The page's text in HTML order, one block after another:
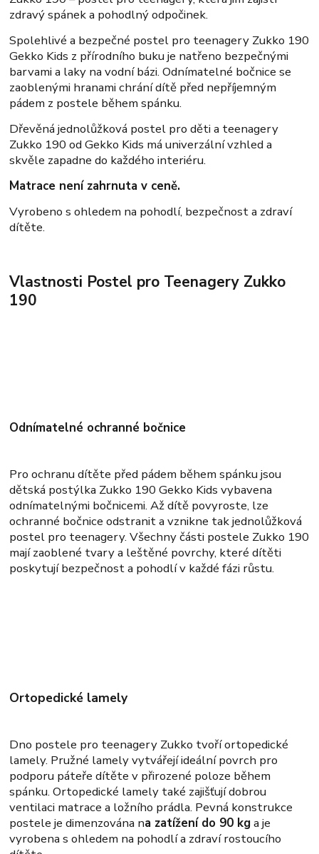
zdravý spánek a pohodlný odpočinek.
Spolehlivé a bezpečné postel pro teenagery Zukko 190
Gekko Kids z přírodního buku je natřeno bezpečnými
barvami a laky na vodní bázi. Odnímatelné bočnice se
zaoblenými hranami chrání dítě před nepříjemným
pádem z postele během spánku.
Dřevěná jednolůžková postel pro děti a teenagery
Zukko 190 od Gekko Kids má univerzální vzhled a
skvěle zapadne do každého interiéru.
Matrace není zahrnuta v ceně.
Vyrobeno s ohledem na pohodlí, bezpečnost a zdraví
dítěte.
Vlastnosti Postel pro Teenagery Zukko
190
Odnímatelné ochranné bočnice
Pro ochranu dítěte před pádem během spánku jsou
dětská postýlka Zukko 190 Gekko Kids vybavena
odnímatelnými bočnicemi. Až dítě povyroste, lze
ochranné bočnice odstranit a vznikne tak jednolůžková
postel pro teenagery. Všechny části postele Zukko 190
mají zaoblené tvary a leštěné povrchy, které dítěti
poskytují bezpečnost a pohodlí v každé fázi růstu.
Ortopedické lamely
Dno postele pro teenagery Zukko tvoří ortopedické
lamely. Pružné lamely vytvářejí ideální povrch pro
podporu páteře dítěte v přirozené poloze během
spánku. Ortopedické lamely také zajišťují dobrou
ventilaci matrace a ložního prádla. Pevná konstrukce
postele je dimenzována na zatížení do 90 kga je
vyrobena s ohledem na pohodlí a zdraví rostoucího